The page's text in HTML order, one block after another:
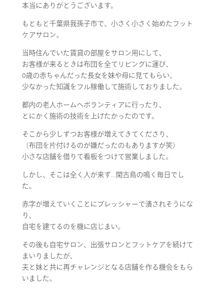
本当にありがとうございます。
もともと千葉県我孫子市で、小さく小さく始めたフット
ケアサロン。
当時住んでいた賃貸の部屋をサロン用にして、
お客様が来るときは布団を全てリビングに運び、
0歳の赤ちゃんだった長女を妹や母に見てもらい、
少なかった知識をフル稼働して施術しておりました。
都内の老人ホームへボランティアに行ったり、
とにかく施術の技術を上げたかったのです。
そこから少しずつお客様が増えてきてくださり、
（布団を片付けるのが嫌だったのもありますが笑）
小さな店舗を借りて看板をつけて営業しました。
しかし、そこは全く人が来ず…閑古鳥の鳴く毎日でし
た。
赤字が増えていくことにプレッシャーで潰されそうにな
り、
自宅を建てるのを機に店じまい。
その後も自宅サロン、出張サロンとフットケアを続けて
まいりましたが、
夫と妹と共に再チャレンジとなる店舗を作る機会をもら
いました。